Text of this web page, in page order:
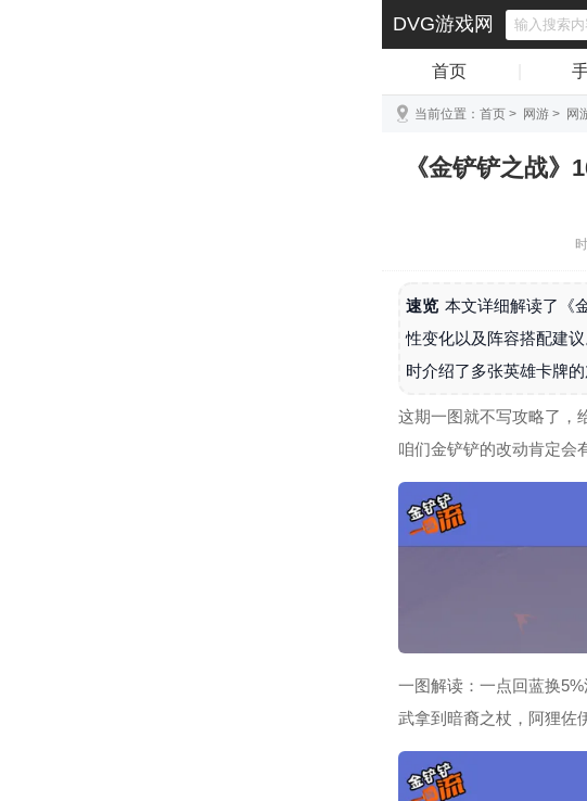
DVG游戏网
首页
当前位置： 首页 > 网游 > 网
《金铲铲之战
速览 本文详细解读了《
性变化以及阵容搭配建
时介绍了多张英雄卡牌
这期一图就不写攻略了，
咱们金铲铲的改动肯定会
一图解读：一点回蓝换
武拿到暗裔之杖，阿狸佐